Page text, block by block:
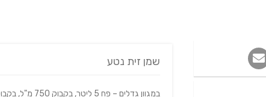
שמן זית נטע